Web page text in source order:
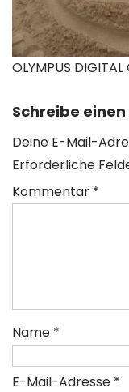
OLYMPUS DIGITAL
Schreibe
Deine E-Mail-
Erforderliche
Kommentar *
Name *
E-Mail-Adresse *